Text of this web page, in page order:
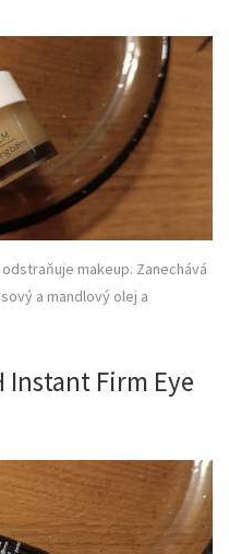
makeup. Zanechává
a mandlový olej a
Instant Firm Eye